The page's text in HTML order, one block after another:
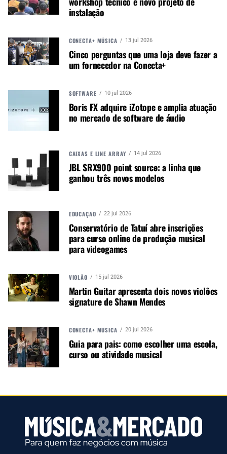
A MÚSICA & MERCADO ESTÁ NO WHATSAPP!
Acesse o Canal de WhatsApp
WASH
PR Lighting adiciona o 580 BWS/Beam à série Aqua
NÃO PERCA
VDO Atomic Dot é o novo aparelho de iluminação da Martin
instalação
CONECTA+ MÚSICA 13 jul 2026
Cinco perguntas que uma loja deve fazer a
um fornecedor na Conecta+
SOFTWARE 10 jul 2026
Boris FX adquire iZotope e amplia atuação
no mercado de software de áudio
CAIXAS E LINE ARRAY 14 jul 2026
JBL SRX900 point source: a linha que
ganhou três novos modelos
EDUCAÇÃO 22 jul 2026
Conservatório de Tatuí abre inscrições
para curso online de produção musical
para videogames
VIOLÃO 15 jul 2026
Martin Guitar apresenta dois novos violões
signature de Shawn Mendes
CONECTA+ MÚSICA 20 jul 2026
Guia para pais: como escolher uma escola,
curso ou atividade musical